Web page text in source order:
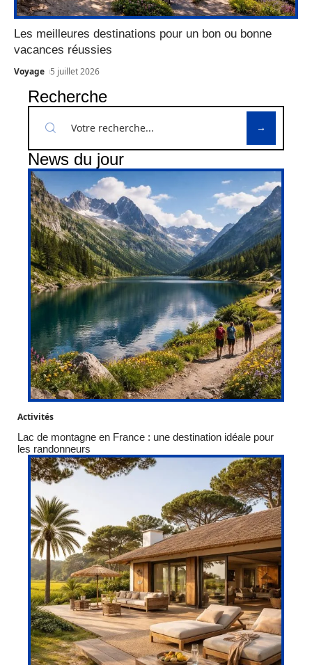
Les meilleures destinations pour un bon ou bonne
vacances réussies
Voyage 5 juillet 2026
Recherche
News du jour
Activités
Lac de montagne en France : une destination idéale pour
les randonneurs